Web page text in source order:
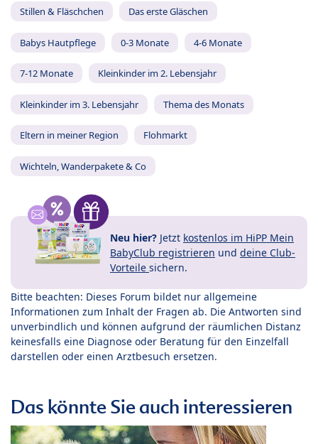
Stillen & Fläschchen Das erste Gläschen
Babys Hautpflege 0-3 Monate 4-6 Monate
7-12 Monate Kleinkinder im 2. Lebensjahr
Kleinkinder im 3. Lebensjahr Thema des Monats
Eltern in meiner Region Flohmarkt
Wichteln, Wanderpakete & Co
Neu hier? Jetzt kostenlos im HiPP Mein
BabyClub registrieren und deine Club-
Vorteile sichern.
Bitte beachten: Dieses Forum bildet nur allgemeine
Informationen zum Inhalt der Fragen ab. Die Antworten sind
unverbindlich und können aufgrund der räumlichen Distanz
keinesfalls eine Diagnose oder Beratung für den Einzelfall
darstellen oder einen Arztbesuch ersetzen.
Das könnte Sie auch interessieren